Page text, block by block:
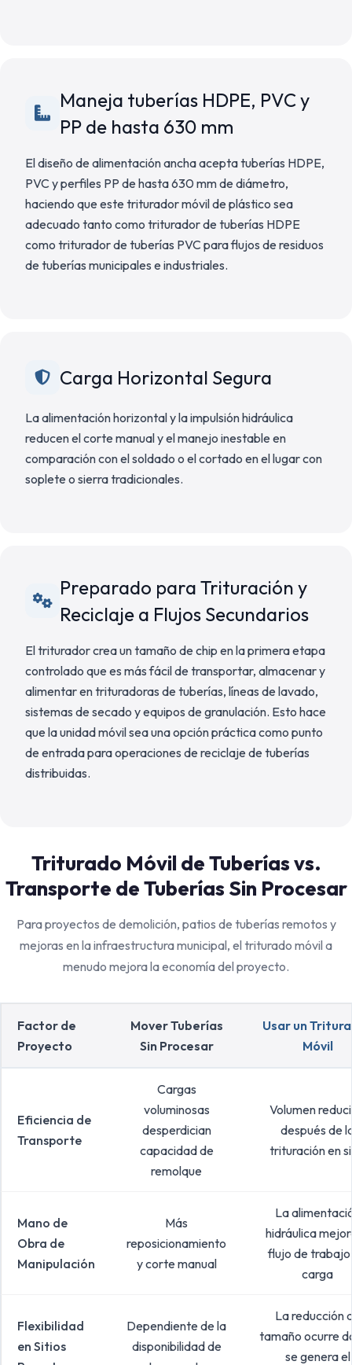
Maneja tuberías HDPE, PVC y
PP de hasta 630 mm
El diseño de alimentación ancha acepta tuberías HDPE,
PVC y perfiles PP de hasta 630 mm de diámetro,
haciendo que este triturador móvil de plástico sea
adecuado tanto como triturador de tuberías HDPE
como triturador de tuberías PVC para flujos de residuos
de tuberías municipales e industriales.
Carga Horizontal Segura
La alimentación horizontal y la impulsión hidráulica
reducen el corte manual y el manejo inestable en
comparación con el soldado o el cortado en el lugar con
soplete o sierra tradicionales.
Preparado para Trituración y
Reciclaje a Flujos Secundarios
El triturador crea un tamaño de chip en la primera etapa
controlado que es más fácil de transportar, almacenar y
alimentar en trituradoras de tuberías, líneas de lavado,
sistemas de secado y equipos de granulación. Esto hace
que la unidad móvil sea una opción práctica como punto
de entrada para operaciones de reciclaje de tuberías
distribuidas.
Triturado Móvil de Tuberías vs.
Transporte de Tuberías Sin Procesar
Para proyectos de demolición, patios de tuberías remotos y
mejoras en la infraestructura municipal, el triturado móvil a
menudo mejora la economía del proyecto.
Factor de
Proyecto
Mover Tuberías
Sin Procesar
Usar un
Móvil
Eficiencia de
Transporte
Cargas
voluminosas
desperdician
capacidad de
remolque
Volumen
después de
trituración en
Mano de
Obra de
Manipulación
Más
reposicionamiento
y corte manual
La
hidráulica
flujo de
carga
Flexibilidad
en Sitios
Dependiente de la
disponibilidad de
La reducción
tamaño ocurre
se genera el